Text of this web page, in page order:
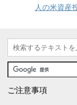
人の米資産
ご注意事項